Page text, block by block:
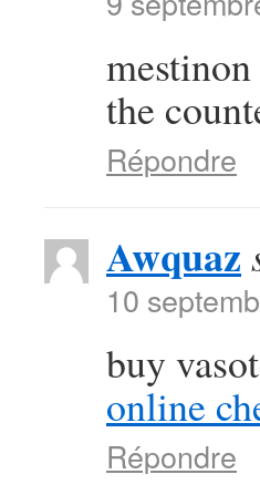
the
Répondre
Awquaz
10
buy
online
Répondre